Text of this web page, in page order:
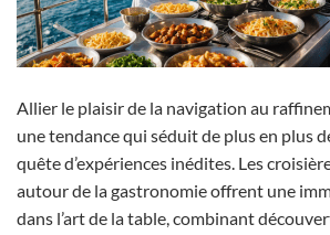
Allier le plaisir de la navigation au
une tendance qui séduit de plus en plus
quête d’expériences inédites. Les
autour de la gastronomie offrent une
dans l’art de la table, combinant